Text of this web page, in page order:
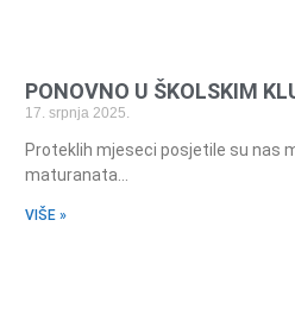
PONOVNO U ŠKOLSKIM
17. srpnja 2025.
Proteklih mjeseci posjetile su nas
maturanata…
VIŠE »